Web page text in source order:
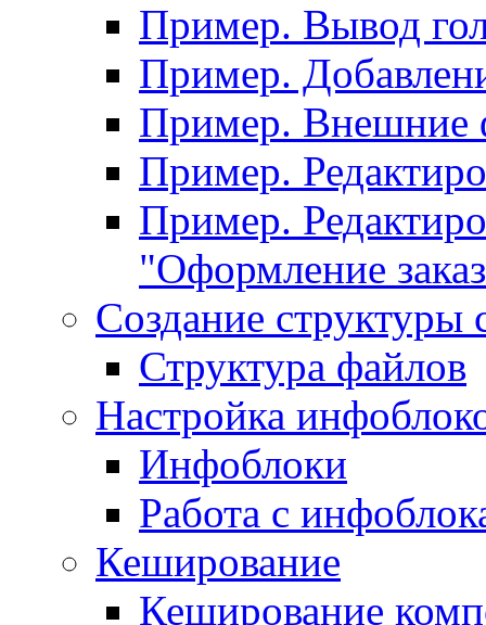
Пример. Вывод
Пример.
Пример. Внешние
Пример.
Пример.
"Оформление
Создание структуры
Структура файлов
Настройка
Инфоблоки
Работа с
Кеширование
Кеширование